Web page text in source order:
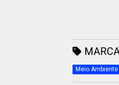
Meio Ambiente